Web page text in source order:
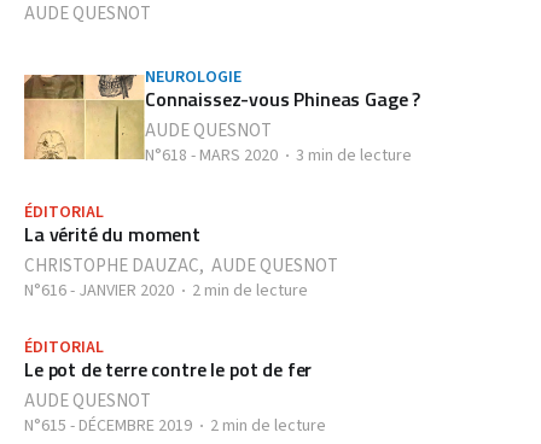
AUDE QUESNOT
NEUROLOGIE
Connaissez-vous Phineas Gage ?
AUDE QUESNOT
N°618 - MARS 2020 3 min de lecture
ÉDITORIAL
La vérité du moment
CHRISTOPHE DAUZAC, AUDE QUESNOT
N°616 - JANVIER 2020 2 min de lecture
ÉDITORIAL
Le pot de terre contre le pot de fer
AUDE QUESNOT
N°615 - DÉCEMBRE 2019 2 min de lecture